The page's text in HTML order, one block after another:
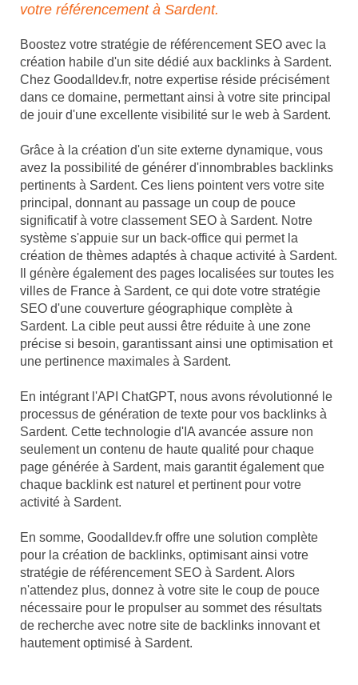
votre référencement à Sardent.
Boostez votre stratégie de référencement SEO avec la
création habile d'un site dédié aux backlinks à Sardent.
Chez Goodalldev.fr, notre expertise réside précisément
dans ce domaine, permettant ainsi à votre site principal
de jouir d'une excellente visibilité sur le web à Sardent.
Grâce à la création d'un site externe dynamique, vous
avez la possibilité de générer d'innombrables backlinks
pertinents à Sardent. Ces liens pointent vers votre site
principal, donnant au passage un coup de pouce
significatif à votre classement SEO à Sardent. Notre
système s'appuie sur un back-office qui permet la
création de thèmes adaptés à chaque activité à Sardent.
Il génère également des pages localisées sur toutes les
villes de France à Sardent, ce qui dote votre stratégie
SEO d'une couverture géographique complète à
Sardent. La cible peut aussi être réduite à une zone
précise si besoin, garantissant ainsi une optimisation et
une pertinence maximales à Sardent.
En intégrant l'API ChatGPT, nous avons révolutionné le
processus de génération de texte pour vos backlinks à
Sardent. Cette technologie d'IA avancée assure non
seulement un contenu de haute qualité pour chaque
page générée à Sardent, mais garantit également que
chaque backlink est naturel et pertinent pour votre
activité à Sardent.
En somme, Goodalldev.fr offre une solution complète
pour la création de backlinks, optimisant ainsi votre
stratégie de référencement SEO à Sardent. Alors
n'attendez plus, donnez à votre site le coup de pouce
nécessaire pour le propulser au sommet des résultats
de recherche avec notre site de backlinks innovant et
hautement optimisé à Sardent.